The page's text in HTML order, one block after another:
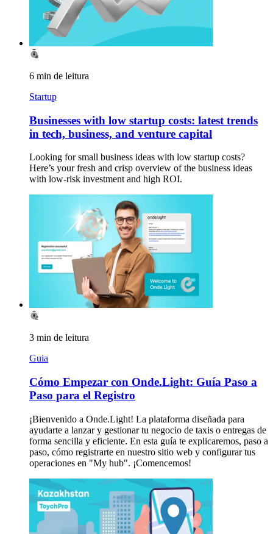
6 min de leitura
Startup
Businesses with low startup costs: latest trends
in tech, business, and venture capital
Looking for small business ideas with low startup costs?
Here’s your fresh and crisp overview of the business ideas
with low-risk investment and high ROI.
3 min de leitura
Guia
Cómo Empezar con Onde.Light: Guía Paso a
Paso para el Registro
¡Bienvenido a Onde.Light! La plataforma diseñada para
ayudarte a lanzar y gestionar tu negocio de taxis o entregas de
forma sencilla y eficiente. En esta guía te explicaremos, paso a
paso, cómo registrarte en nuestro sitio web y configurar tus
operaciones en "My hub". ¡Comencemos!